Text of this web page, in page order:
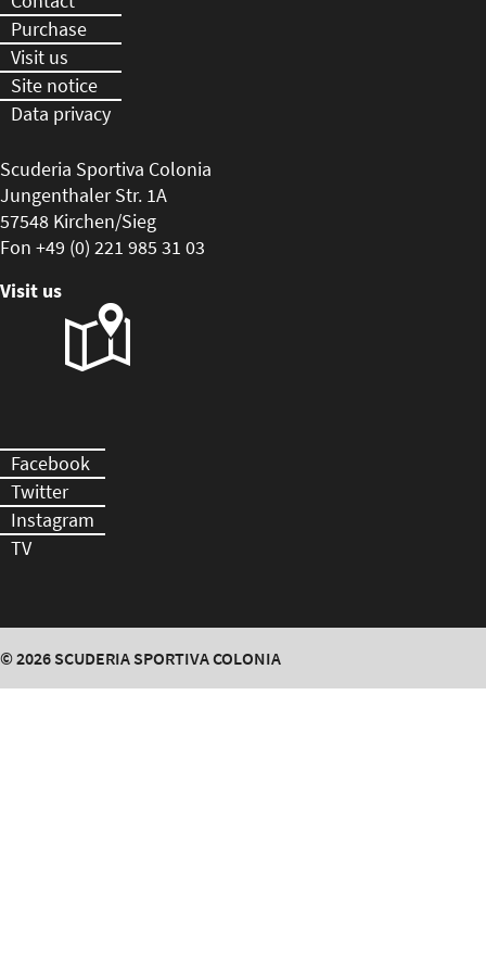
Purchase
Visit us
Site notice
Data privacy
Scuderia Sportiva Colonia
Jungenthaler Str. 1A
57548 Kirchen/Sieg
Fon +49 (0) 221 985 31 03
Visit us
Facebook
Twitter
Instagram
TV
© 2026 SCUDERIA SPORTIVA COLONIA